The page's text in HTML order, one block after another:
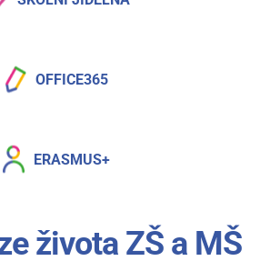
OFFICE365
ERASMUS+
života ZŠ a MŠ